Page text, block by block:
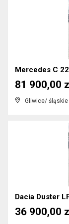
Gliwice/ śląskie
81 900,00
Dacia Duster
36 900,00